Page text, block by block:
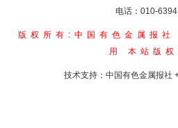
电话：010-
版权所有:中国有色金属报社
用 本站版权
技术支持：中国有色金属报社